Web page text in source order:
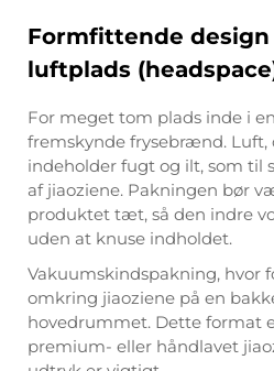
Formfittende
luftplads
For meget tom plads inde i
fremskynde frysebrænd. Luft,
indeholder fugt og ilt, som til
af jiaoziene. Pakningen bør
produktet tæt, så den indre
uden at knuse indholdet.
Vakuumskindspakning, hvor
omkring jiaoziene på en
hovedrummet. Dette format
premium- eller håndlavet